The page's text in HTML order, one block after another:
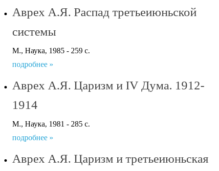
Аврех А.Я. Распад третьеиюньской
системы
М., Наука, 1985 - 259 с.
подробнее »
Аврех А.Я. Царизм и IV Дума. 1912-
1914
М., Наука, 1981 - 285 с.
подробнее »
Аврех А.Я. Царизм и третьеиюньская